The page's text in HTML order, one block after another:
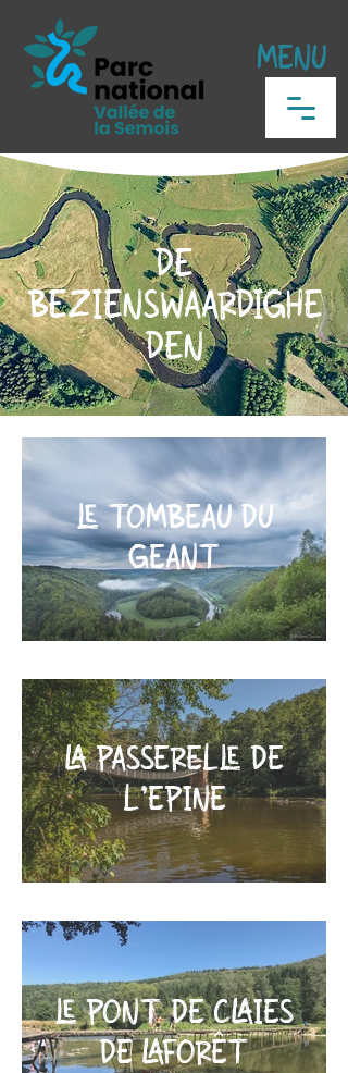
MENU
DE
BEZIENSWAARDIGHE
DEN
LE TOMBEAU DU
GEANT
LA PASSERELLE DE
L'EPINE
LE PONT DE CLAIES
DE LAFORÊT